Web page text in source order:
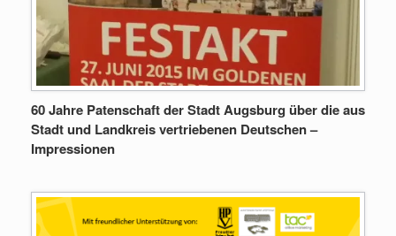
60 Jahre Patenschaft der Stadt Augsburg über die aus
Stadt und Landkreis vertriebenen Deutschen –
Impressionen